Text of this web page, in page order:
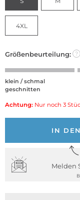
4XL
Größenbeurteilung: ?
klein / schmal
geschnitten
Achtung: Nur noch 3
IN
Melden